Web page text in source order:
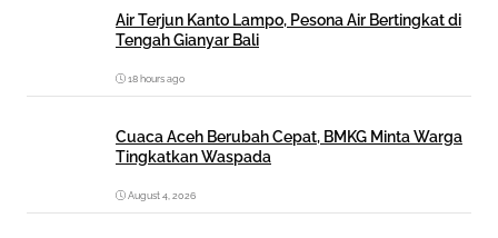
Air Terjun Kanto Lampo, Pesona Air Bertingkat di
Tengah Gianyar Bali
18 hours ago
Cuaca Aceh Berubah Cepat, BMKG Minta Warga
Tingkatkan Waspada
August 4, 2026